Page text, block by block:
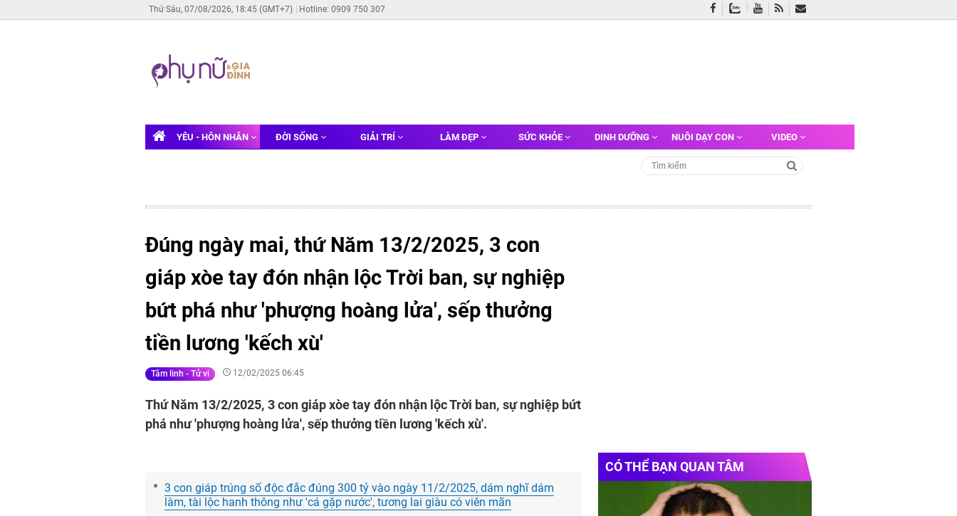
Thứ Sáu, 07/08/2026, 18:45 (GMT+7) Hotline: 0909 750 307
YÊU - HÔN NHÂN ĐỜI SỐNG GIẢI TRÍ LÀM ĐẸP SỨC KHỎE DINH DƯỠNG NUÔI DẠY CON VIDEO
Đúng ngày mai, thứ Năm 13/2/2025, 3 con
giáp xòe tay đón nhận lộc Trời ban, sự nghiệp
bứt phá như 'phượng hoàng lửa', sếp thưởng
tiền lương 'kếch xù'
Tâm linh - Tử vi 12/02/2025 06:45
Thứ Năm 13/2/2025, 3 con giáp xòe tay đón nhận lộc Trời ban, sự nghiệp bứt
phá như 'phượng hoàng lửa', sếp thưởng tiền lương 'kếch xù'.
3 con giáp trúng số độc đắc đúng 300 tỷ vào ngày 11/2/2025, dám nghĩ dám
làm, tài lộc hanh thông như 'cá gặp nước', tương lai giàu có viên mãn
CÓ THỂ BẠN QUAN TÂM